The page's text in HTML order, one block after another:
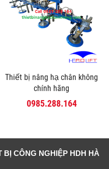
Thiết bị nâng hạ chân không
chính hãng
0985.288.164
BỊ CÔNG NGHIỆP HDH HÀ